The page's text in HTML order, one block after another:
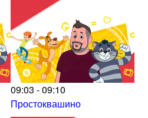
09:03 - 09:10
Простоквашино